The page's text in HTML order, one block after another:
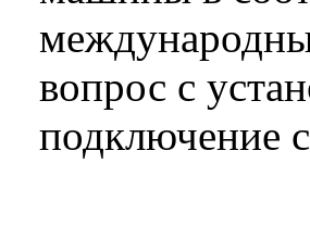
вопрос с
подключение